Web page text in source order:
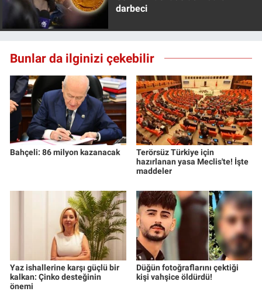
darbeci
Bunlar da ilginizi çekebilir
Bahçeli: 86 milyon kazanacak
Terörsüz Türkiye için
hazırlanan yasa Meclis'te! İşte
maddeler
Yaz ishallerine karşı güçlü bir
kalkan: Çinko desteğinin
önemi
Düğün fotoğraflarını çektiği
kişi vahşice öldürdü!